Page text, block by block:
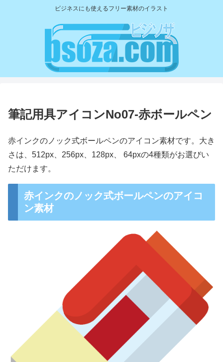
ビジネスにも使えるフリー素材のイラスト
筆記用具アイコンNo07-赤ボールペン
赤インクのノック式ボールペンのアイコン素材です。大き
さは、512px、256px、128px、 64pxの4種類がお選びい
ただけます。
赤インクのノック式ボールペンのアイコ
ン素材